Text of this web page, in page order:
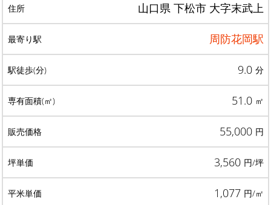
山口県 下松市 大字末武上
周防花岡駅
9.0 分
51.0 ㎡
55,000 円
3,560 円/坪
1,077 円/㎡